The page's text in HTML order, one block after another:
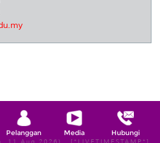
Pelanggan Media Hubungi